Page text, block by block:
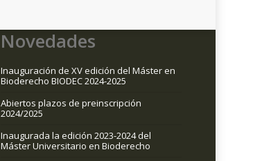
Novedades
Inauguración de XV edición del Máster en
Bioderecho BIODEC 2024-2025
Abiertos plazos de preinscripción
2024/2025
Inaugurada la edición 2023-2024 del
Máster Universitario en Bioderecho